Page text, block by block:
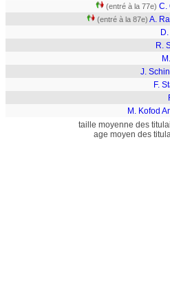
(entré à la 77e) C.
(entré à la 87e) A.
R.
J.
F.
M. Kofod
taille moyenne des
age moyen des